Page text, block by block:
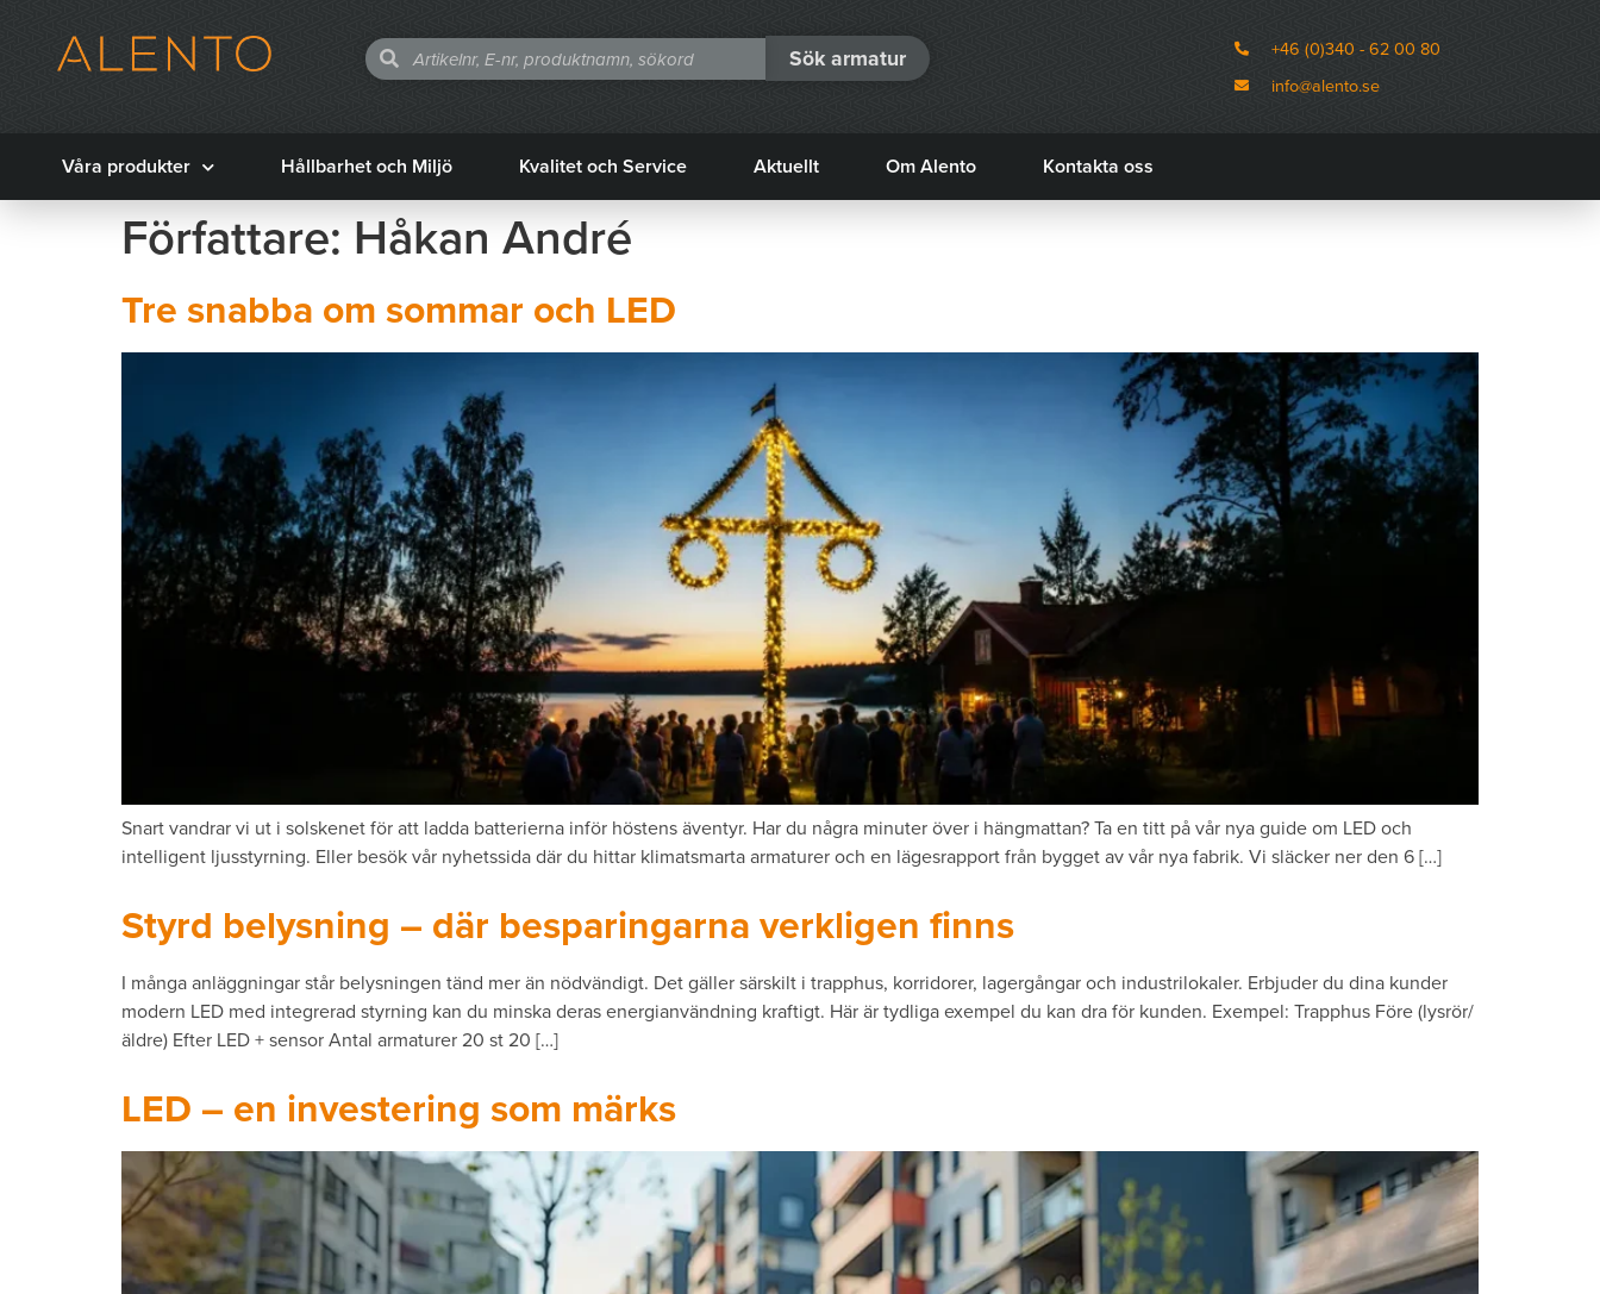
Sök armatur
+46 (0)340 - 62 00 80
info@alento.se
Våra produkter Hållbarhet och Miljö Kvalitet och Service Aktuellt Om Alento Kontakta oss
Författare:Håkan André
Tre snabba om sommar och LED
Snart vandrar vi ut i solskenet för att ladda batterierna inför höstens äventyr. Har du några minuter över i hängmattan? Ta en titt på vår nya guide om LED och
intelligent ljusstyrning. Eller besök vår nyhetssida där du hittar klimatsmarta armaturer och en lägesrapport från bygget av vår nya fabrik. Vi släcker ner den 6 […]
Styrd belysning – där besparingarna verkligen finns
I många anläggningar står belysningen tänd mer än nödvändigt. Det gäller särskilt i trapphus, korridorer, lagergångar och industrilokaler. Erbjuder du dina kunder
modern LED med integrerad styrning kan du minska deras energianvändning kraftigt. Här är tydliga exempel du kan dra för kunden. Exempel: Trapphus Före (lysrör/
äldre) Efter LED + sensor Antal armaturer 20 st 20 […]
LED – en investering som märks